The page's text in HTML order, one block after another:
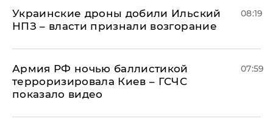
Украинские дроны добили Ильский
НПЗ – власти признали возгорание
08:19
Армия РФ ночью баллистикой
терроризировала Киев – ГСЧС
показало видео
07:59